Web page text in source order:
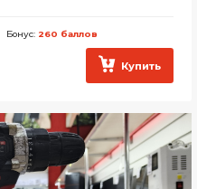
Бонус: 260 баллов
Купить